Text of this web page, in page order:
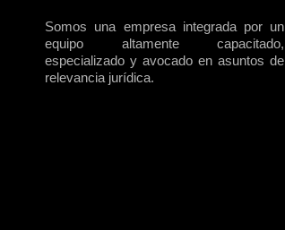
Somos una empresa integrada por un
equipo altamente capacitado,
especializado y avocado en asuntos de
relevancia jurídica.